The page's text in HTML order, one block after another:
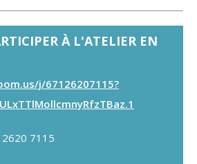
À L'ATELIER EN
j/67126207115?
7115